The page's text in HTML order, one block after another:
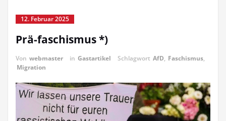
12. Februar 2025
Prä-faschismus *)
Von webmaster in Gastartikel Schlagwort AfD, Faschismus,
Migration